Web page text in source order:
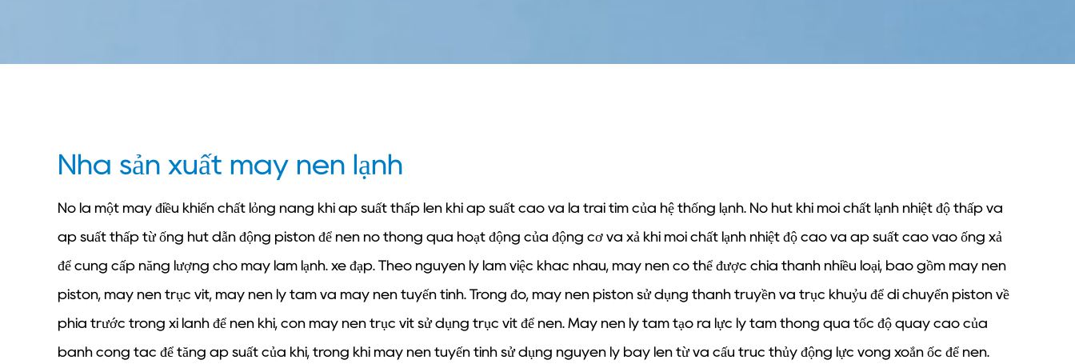
Nhà sản xuất máy nén lạnh
Nó là một máy điều khiển chất lỏng nâng khí áp suất thấp lên khí áp suất cao và là trái tim của hệ thống lạnh. Nó hút khí môi chất lạnh nhiệt độ thấp và
áp suất thấp từ ống hút dẫn động piston để nén nó thông qua hoạt động của động cơ và xả khí môi chất lạnh nhiệt độ cao và áp suất cao vào ống xả
để cung cấp năng lượng cho máy làm lạnh. xe đạp. Theo nguyên lý làm việc khác nhau, máy nén có thể được chia thành nhiều loại, bao gồm máy nén
piston, máy nén trục vít, máy nén ly tâm và máy nén tuyến tính. Trong đó, máy nén piston sử dụng thanh truyền và trục khuỷu để di chuyển piston về
phía trước trong xi lanh để nén khí, còn máy nén trục vít sử dụng trục vít để nén. Máy nén ly tâm tạo ra lực ly tâm thông qua tốc độ quay cao của
bánh công tác để tăng áp suất của khí, trong khi máy nén tuyến tính sử dụng nguyên lý bay lên từ và cấu trúc thủy động lực vòng xoắn ốc để nén.